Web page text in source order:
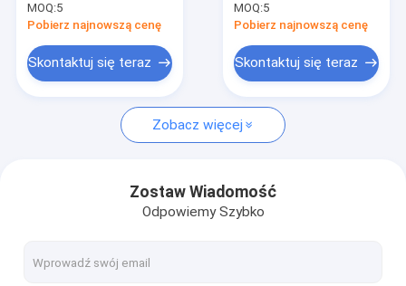
Aktualności
CBN Sharpening Wheels
CBN Wheels For Woodturners
MOQ:5
Pobierz najnowszą cenę
Skontaktuj się teraz
MOQ:5
Pobierz najnowszą cenę
Skontaktuj się teraz
Zobacz więcej
Zostaw Wiadomość
Odpowiemy Szybko